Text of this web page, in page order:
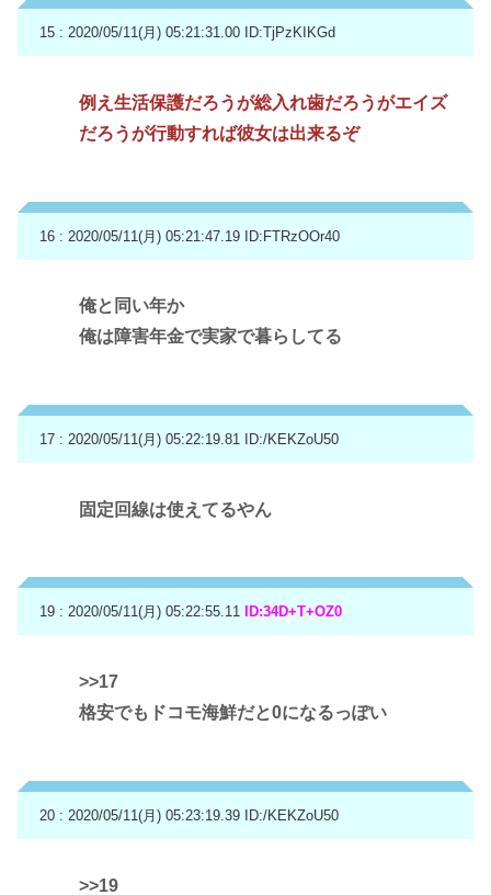
15 : 2020/05/11(月) 05:21:31.00 ID:TjPzKIKGd
例え生活保護だろうが総入れ歯だろうがエイズ
だろうが行動すれば彼女は出来るぞ
16 : 2020/05/11(月) 05:21:47.19 ID:FTRzOOr40
俺と同い年か
俺は障害年金で実家で暮らしてる
17 : 2020/05/11(月) 05:22:19.81 ID:/KEKZoU50
固定回線は使えてるやん
19 : 2020/05/11(月) 05:22:55.11 ID:34D+T+OZ0
>>17
格安でもドコモ海鮮だと0になるっぽい
20 : 2020/05/11(月) 05:23:19.39 ID:/KEKZoU50
>>19